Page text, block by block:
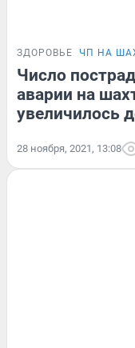
ЗДОРОВЬЕ ЧП НА
Число
аварии на
увеличилось
28 ноября, 2021, 13:08